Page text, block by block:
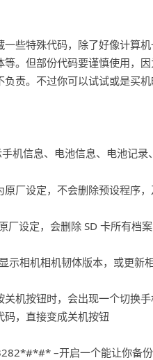
一些特殊代码，除了好像计算
等。但部份代码要谨慎使用，
责。不过你可以试试或是买
信息、电池信息、电池记录
厂设定，不会删除预设程序，
设定，会删除 SD 卡所有档案
相机相机韧体版本，或更新
机按钮时，会出现一个切换手
码，直接变成关机按钮
–开启一个能让你备份